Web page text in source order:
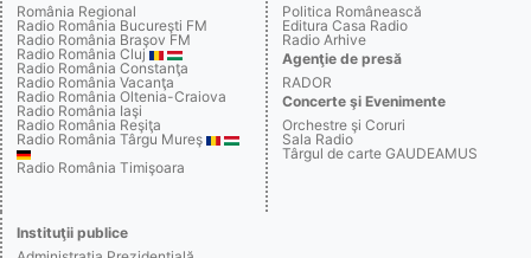
România Regional
Radio România Bucureşti FM
Radio România Braşov FM
Radio România Cluj
Radio România Constanţa
Radio România Vacanţa
Radio România Oltenia-Craiova
Radio România Iaşi
Radio România Reşiţa
Radio România Târgu Mureş
Radio România Timişoara
Politica Românească
Editura Casa Radio
Radio Arhive
Agenţie de presă
RADOR
Concerte şi Evenimente
Orchestre şi Coruri
Sala Radio
Târgul de carte GAUDEAMUS
Instituţii publice